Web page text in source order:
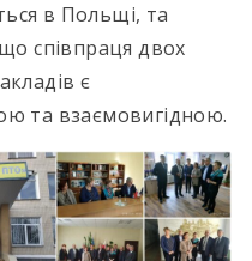
в Польщі, та
співпраця двох
є
та взаємовигідною.